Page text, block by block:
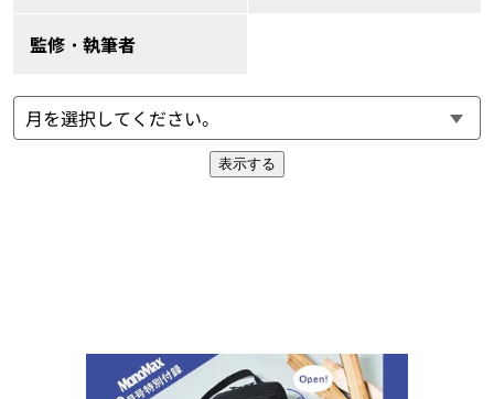
監修・執筆者
表示する